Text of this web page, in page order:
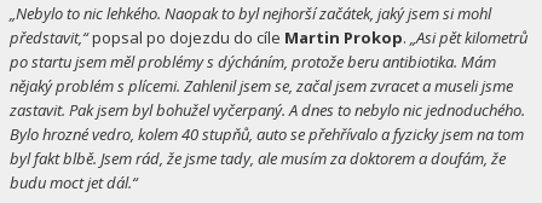
„Nebylo to nic lehkého. Naopak to byl nejhorší začátek, jaký jsem si mohl
představit,“popsal po dojezdu do cíle Martin Prokop. „Asi pět kilometrů
po startu jsem měl problémy s dýcháním, protože beru antibiotika. Mám
nějaký problém s plícemi. Zahlenil jsem se, začal jsem zvracet a museli jsme
zastavit. Pak jsem byl bohužel vyčerpaný. A dnes to nebylo nic jednoduchého.
Bylo hrozné vedro, kolem 40 stupňů, auto se přehřívalo a fyzicky jsem na tom
byl fakt blbě. Jsem rád, že jsme tady, ale musím za doktorem a doufám, že
budu moct jet dál.“